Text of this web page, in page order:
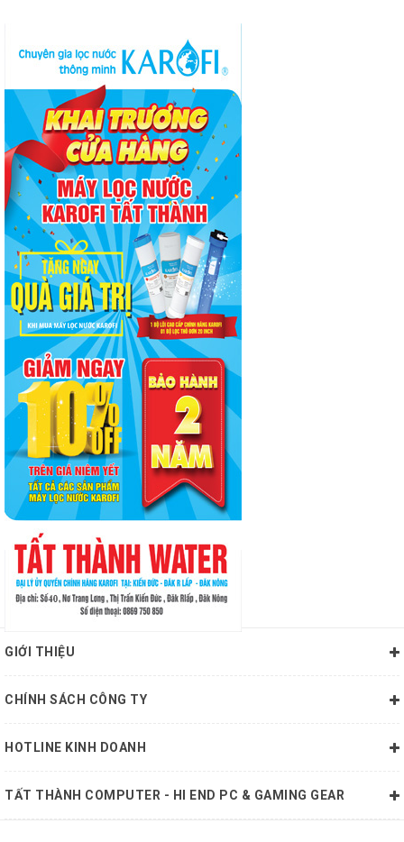
GIỚI THIỆU
CHÍNH SÁCH CÔNG TY
HOTLINE KINH DOANH
TẤT THÀNH COMPUTER - HI END PC & GAMING GEAR